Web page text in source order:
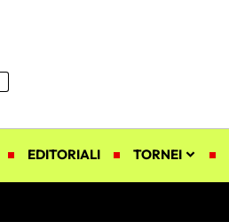
EDITORIALI TORNEI